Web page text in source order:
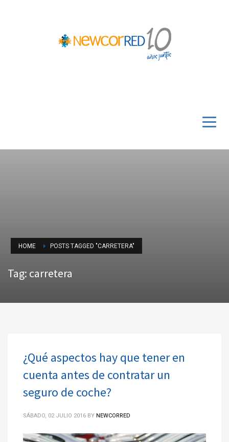
HOME POSTS TAGGED "CARRETERA"
Tag: carretera
¿Qué aspectos hay que tener en
cuenta antes de contratar un
seguro de coche?
SÁBADO, 02 JULIO 2016 BY NEWCORRED